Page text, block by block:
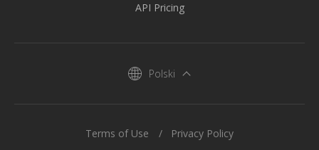
API Pricing
Polski
Terms of Use Privacy Policy